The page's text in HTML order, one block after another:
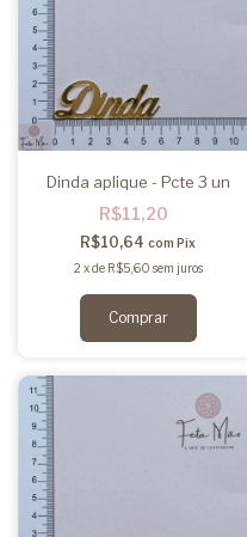
Dinda aplique - Pcte 3 un
R$11,20
R$10,64com Pix
2 xde R$5,60 sem juros